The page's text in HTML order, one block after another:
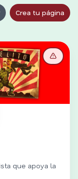
Crea tu página
que apoya la